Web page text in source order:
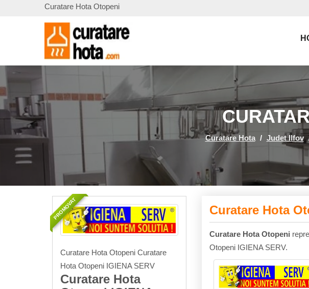
Curatare Hota Otopeni
Curatare Hota / Judet Ilfov
PROMOVAT
Curatare Hota Otopeni Curatare
Hota Otopeni IGIENA SERV
Curatare Hota
Curatare Hota
Curatare Hota Otopeni
Otopeni IGIENA SERV.